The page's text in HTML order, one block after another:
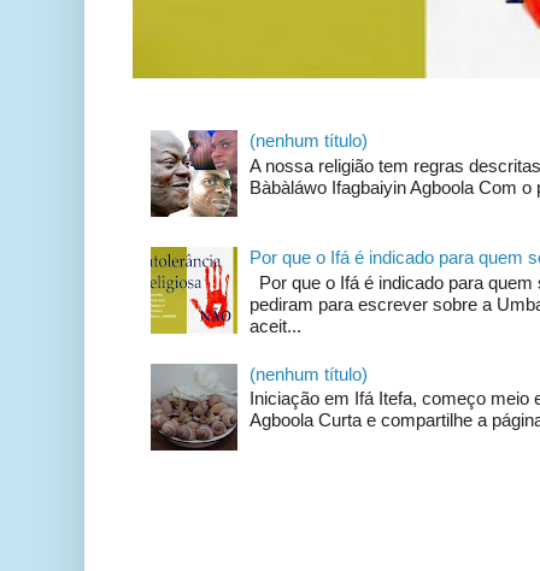
(nenhum título)
A nossa religião tem regras
Bàbàláwo Ifagbaiyin Agboola Com
Por que o Ifá é indicado para quem
Por que o Ifá é indicado para
pediram para escrever sobre a
aceit...
(nenhum título)
Iniciação em Ifá Itefa, começo meio
Agboola Curta e compartilhe a